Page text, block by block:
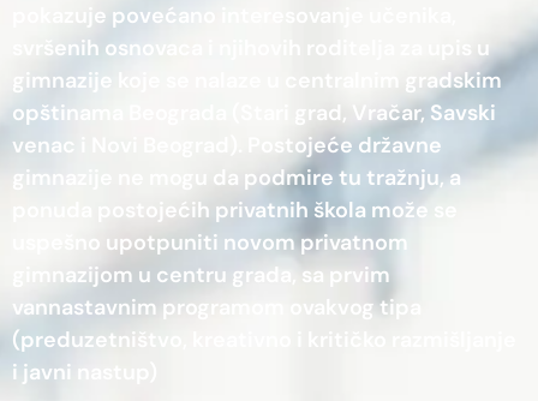
pokazuje povećano interesovanje učenika,
svršenih osnovaca i njihovih roditelja za upis u
gimnazije koje se nalaze u centralnim gradskim
opštinama Beograda (Stari grad, Vračar, Savski
venac i Novi Beograd). Postojeće državne
gimnazije ne mogu da podmire tu tražnju, a
ponuda postojećih privatnih škola može se
uspešno upotpuniti novom privatnom
gimnazijom u centru grada, sa prvim
vannastavnim programom ovakvog tipa
(preduzetništvo, kreativno i kritičko razmišljanje
i javni nastup)